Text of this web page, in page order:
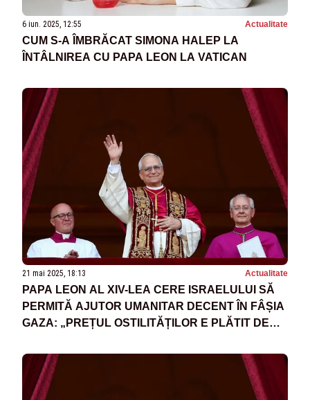
6 iun. 2025, 12:55 Actualitate
CUM S-A ÎMBRĂCAT SIMONA HALEP LA
ÎNTÂLNIREA CU PAPA LEON LA VATICAN
21 mai 2025, 18:13 Actualitate
PAPA LEON AL XIV-LEA CERE ISRAELULUI SĂ
PERMITĂ AJUTOR UMANITAR DECENT ÎN FÂȘIA
GAZA: „PREȚUL OSTILITĂȚILOR E PLĂTIT DE